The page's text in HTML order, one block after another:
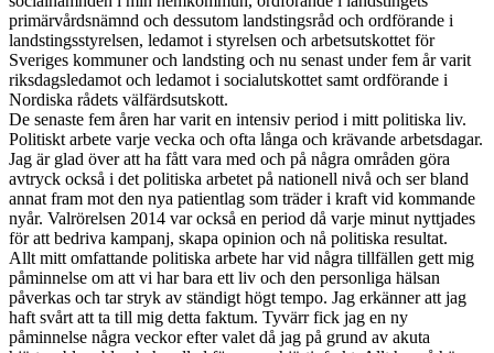
primärvårdsnämnd och dessutom landstingsråd och ordförande i
landstingsstyrelsen, ledamot i styrelsen och arbetsutskottet för
Sveriges kommuner och landsting och nu senast under fem år varit
riksdagsledamot och ledamot i socialutskottet samt ordförande i
Nordiska rådets välfärdsutskott.
De senaste fem åren har varit en intensiv period i mitt politiska liv.
Politiskt arbete varje vecka och ofta långa och krävande arbetsdagar.
Jag är glad över att ha fått vara med och på några områden göra
avtryck också i det politiska arbetet på nationell nivå och ser bland
annat fram mot den nya patientlag som träder i kraft vid kommande
nyår. Valrörelsen 2014 var också en period då varje minut nyttjades
för att bedriva kampanj, skapa opinion och nå politiska resultat.
Allt mitt omfattande politiska arbete har vid några tillfällen gett mig
påminnelse om att vi har bara ett liv och den personliga hälsan
påverkas och tar stryk av ständigt högt tempo. Jag erkänner att jag
haft svårt att ta till mig detta faktum. Tyvärr fick jag en ny
påminnelse några veckor efter valet då jag på grund av akuta